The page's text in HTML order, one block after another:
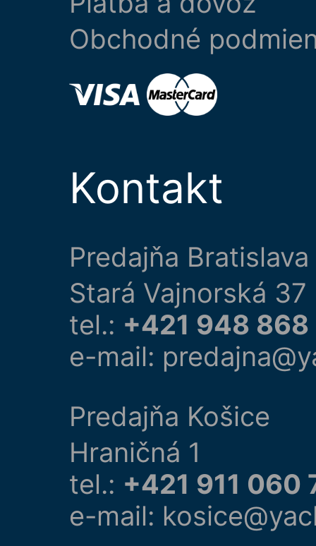
Obchodné
Kontakt
Predajňa Bratislava
Stará Vajnorská 37
tel.: +421 948
e-mail:
Predajňa Košice
Hraničná 1
tel.: +421 911 060
e-mail: